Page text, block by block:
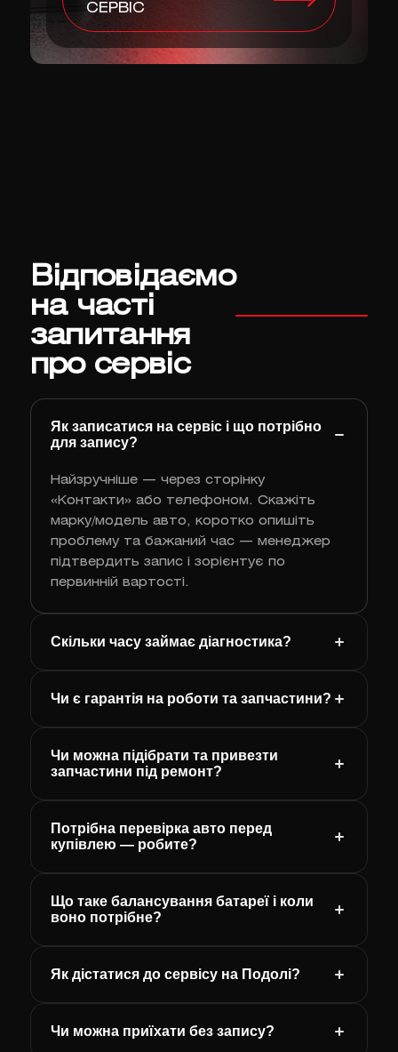
СЕРВІС
Відповідаємо
на часті
запитання
про сервіс
Як записатися на сервіс і що потрібно
для запису?
Найзручніше — через сторінку
«Контакти» або телефоном. Скажіть
марку/модель авто, коротко опишіть
проблему та бажаний час — менеджер
підтвердить запис і зорієнтує по
первинній вартості.
Скільки часу займає діагностика?
Чи є гарантія на роботи та запчастини?
Чи можна підібрати та привезти
запчастини під ремонт?
Потрібна перевірка авто перед
купівлею — робите?
Що таке балансування батареї і коли
воно потрібне?
Як дістатися до сервісу на Подолі?
Чи можна приїхати без запису?